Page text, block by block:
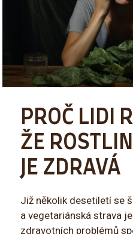
PROČ LIDI
ŽE
JE ZDRAVÁ
Již několik desetiletí se
a vegetariánská strava
zdravotních problémů